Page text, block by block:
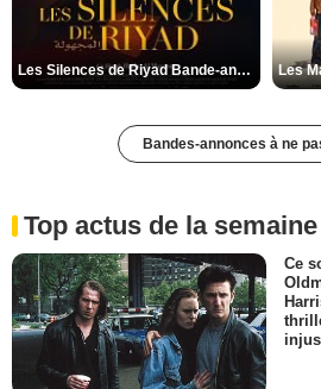
Les Silences de Riyad Bande-annonce VO STFR
Bandes-annonces à ne
Top actus de la semaine
Ce